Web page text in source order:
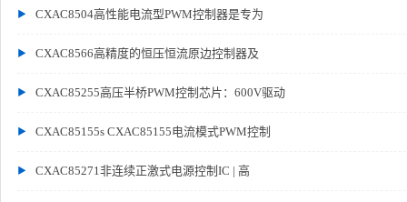
CXAC8504高性能电流型PWM控制器是专为
CXAC8566高精度的恒压恒流原边控制器及
CXAC85255高压半桥PWM控制芯片：600V驱动
CXAC85155s CXAC85155电流模式PWM控制
CXAC85271非连续正激式电源控制IC | 高